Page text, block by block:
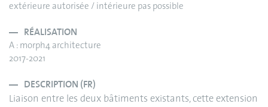
extérieure autorisée / intérieure pas possible
RÉALISATION
A : morph4 architecture
2017-2021
DESCRIPTION (FR)
Liaison entre les deux bâtiments existants, cette extension